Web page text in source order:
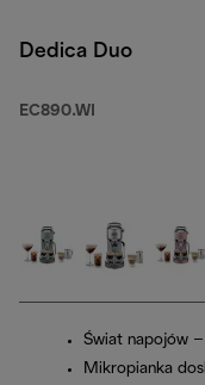
Dedica Duo
EC890.WI
Świat napojów
Mikropianka